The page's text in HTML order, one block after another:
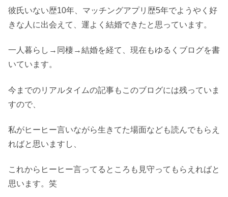
彼氏いない歴10年、マッチングアプリ歴5年でようやく好
きな人に出会えて、運よく結婚できたと思っています。
一人暮らし→同棲→結婚を経て、現在もゆるくブログを書
いています。
今までのリアルタイムの記事もこのブログには残っていま
すので、
私がヒーヒー言いながら生きてた場面なども読んでもらえ
ればと思いますし、
これからヒーヒー言ってるところも見守ってもらえればと
思います。笑